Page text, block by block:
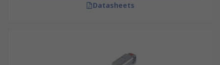
Datasheets